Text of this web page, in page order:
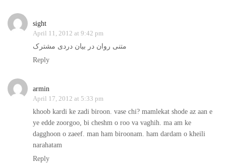
sight
April 11, 2012 at 9:42 pm
متنی روان در بیان دردی مشترک
Reply
armin
April 17, 2012 at 5:33 pm
khoob kardi ke zadi biroon. vase chi? mamlekat shode az aan e
ye edde zoorgoo, bi cheshm o roo va vaghih. ma am ke
dagghoon o zaeef. man ham biroonam. ham dardam o kheili
narahatam
Reply